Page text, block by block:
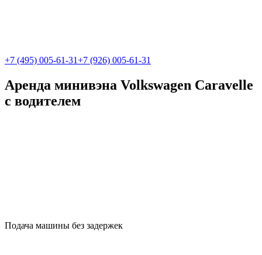
+7 (495) 005-61-31+7 (926) 005-61-31
Аренда минивэна Volkswagen Caravelle
с водителем
Подача машины без задержек